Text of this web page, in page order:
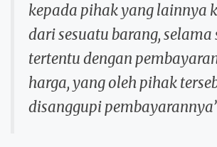
kepada pihak yang lainnya
dari sesuatu barang,
tertentu dengan
harga, yang oleh pihak
disanggupi